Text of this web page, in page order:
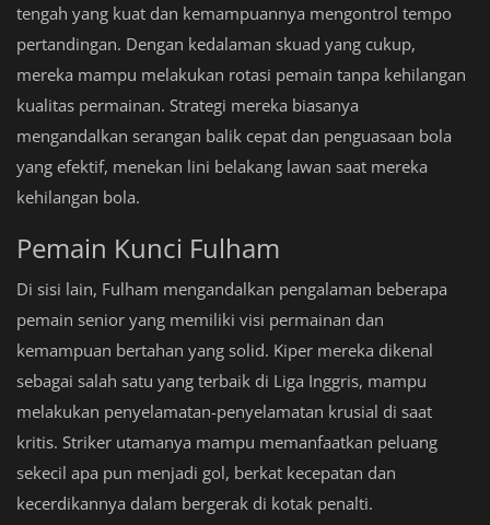
tengah yang kuat dan kemampuannya mengontrol tempo
pertandingan. Dengan kedalaman skuad yang cukup,
mereka mampu melakukan rotasi pemain tanpa kehilangan
kualitas permainan. Strategi mereka biasanya
mengandalkan serangan balik cepat dan penguasaan bola
yang efektif, menekan lini belakang lawan saat mereka
kehilangan bola.
Pemain Kunci Fulham
Di sisi lain, Fulham mengandalkan pengalaman beberapa
pemain senior yang memiliki visi permainan dan
kemampuan bertahan yang solid. Kiper mereka dikenal
sebagai salah satu yang terbaik di Liga Inggris, mampu
melakukan penyelamatan-penyelamatan krusial di saat
kritis. Striker utamanya mampu memanfaatkan peluang
sekecil apa pun menjadi gol, berkat kecepatan dan
kecerdikannya dalam bergerak di kotak penalti.